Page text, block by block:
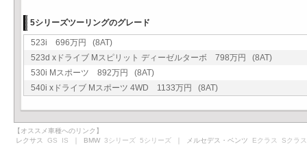
5シリーズツーリングのグレード
523i 696万円 (8AT)
523d xドライブ Mスピリット ディーゼルターボ 798万円 (8AT)
530i Mスポーツ 892万円 (8AT)
540i xドライブ Mスポーツ 4WD 1133万円 (8AT)
【オススメ車種へのリンク】
レクサス GS IS ｜ BMW 3シリーズ 5シリーズ ｜ メルセデス・ベンツ Eクラス Sクラス